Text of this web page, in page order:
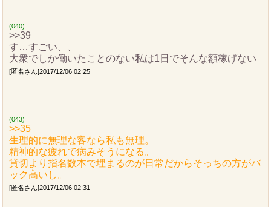
(040)
>>39
す…すごい、、
大衆でしか働いたことのない私は1日でそんな額稼げない
[匿名さん]2017/12/06 02:25
(043)
>>35
生理的に無理な客なら私も無理。
精神的な疲れで病みそうになる。
貸切より指名数本で埋まるのが日常だからそっちの方がバ
ック高いし。
[匿名さん]2017/12/06 02:31